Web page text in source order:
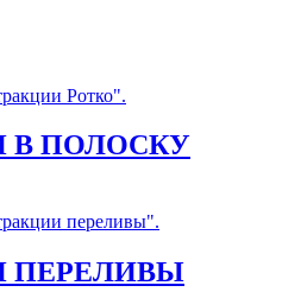
В ПОЛОСКУ
ПЕРЕЛИВЫ